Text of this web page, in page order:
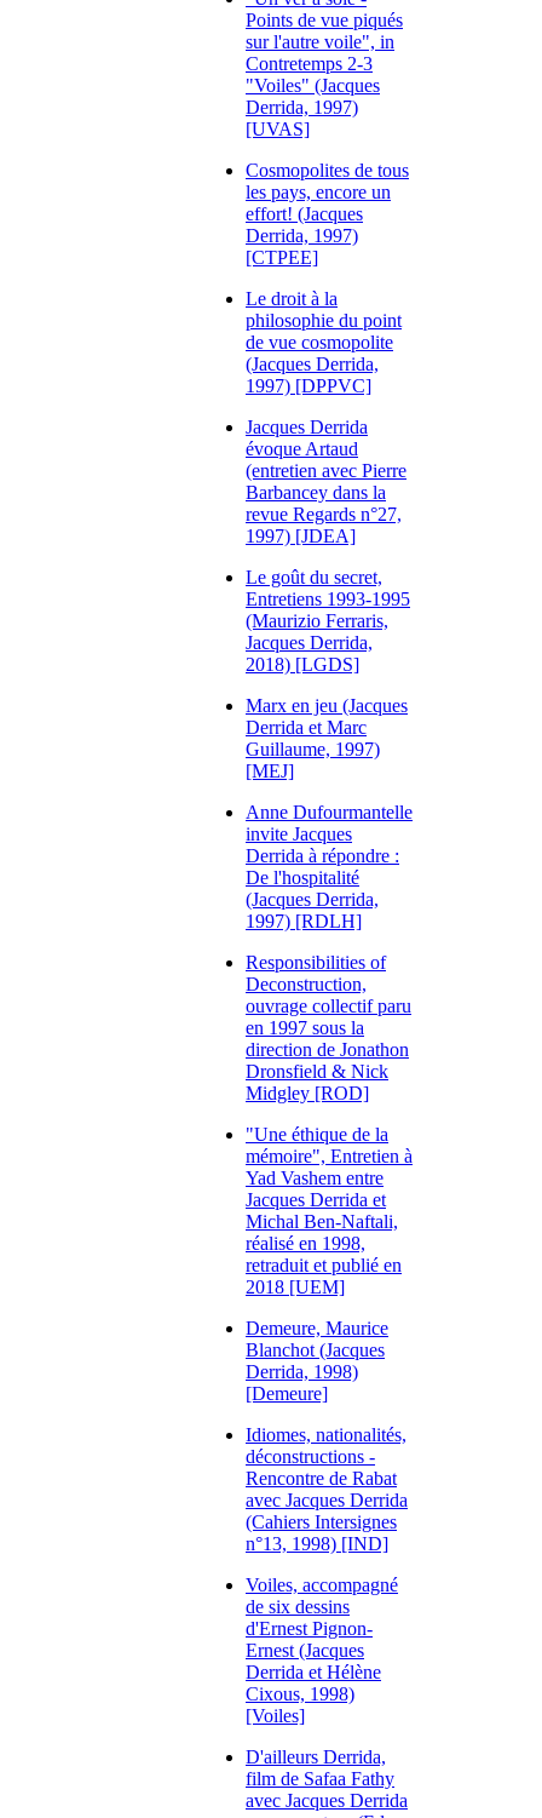
Points de vue piqués
sur l'autre voile", in
Contretemps 2-3
"Voiles" (Jacques
Derrida, 1997)
[UVAS]
Cosmopolites de tous
les pays, encore un
effort! (Jacques
Derrida, 1997)
[CTPEE]
Le droit à la
philosophie du point
de vue cosmopolite
(Jacques Derrida,
1997) [DPPVC]
Jacques Derrida
évoque Artaud
(entretien avec Pierre
Barbancey dans la
revue Regards n°27,
1997) [JDEA]
Le goût du secret,
Entretiens 1993-1995
(Maurizio Ferraris,
Jacques Derrida,
2018) [LGDS]
Marx en jeu (Jacques
Derrida et Marc
Guillaume, 1997)
[MEJ]
Anne Dufourmantelle
invite Jacques
Derrida à répondre :
De l'hospitalité
(Jacques Derrida,
1997) [RDLH]
Responsibilities of
Deconstruction,
ouvrage collectif paru
en 1997 sous la
direction de Jonathon
Dronsfield & Nick
Midgley [ROD]
"Une éthique de la
mémoire", Entretien à
Yad Vashem entre
Jacques Derrida et
Michal Ben-Naftali,
réalisé en 1998,
retraduit et publié en
2018 [UEM]
Demeure, Maurice
Blanchot (Jacques
Derrida, 1998)
[Demeure]
Idiomes, nationalités,
déconstructions -
Rencontre de Rabat
avec Jacques Derrida
(Cahiers Intersignes
n°13, 1998) [IND]
Voiles, accompagné
de six dessins
d'Ernest Pignon-
Ernest (Jacques
Derrida et Hélène
Cixous, 1998)
[Voiles]
D'ailleurs Derrida,
film de Safaa Fathy
avec Jacques Derrida